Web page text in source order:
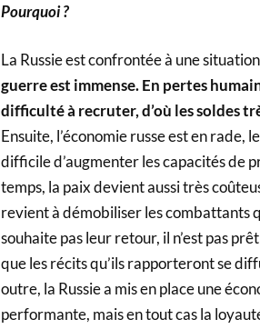
Pourquoi ?
La Russie est confrontée à une
guerre est immense. En pertes
difficulté à recruter, d’où les soldes
Ensuite, l’économie russe est en
difficile d’augmenter les capacités de
temps, la paix devient aussi très
revient à démobiliser les combattants
souhaite pas leur retour, il n’est pas
que les récits qu’ils rapporteront se
outre, la Russie a mis en place une
performante, mais en tout cas la